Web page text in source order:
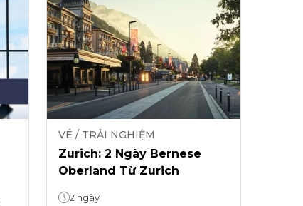
VÉ / TRẢI NGHIỆM
Zurich: 2 Ngày Bernese
Oberland Từ Zurich
2 ngày